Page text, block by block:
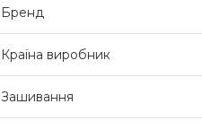
Бренд
Країна виробник
Зашивання